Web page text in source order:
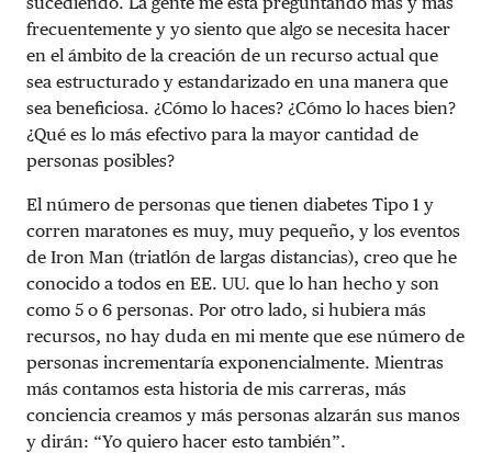
frecuentemente y yo siento que algo se necesita hacer
en el ámbito de la creación de un recurso actual que
sea estructurado y estandarizado en una manera que
sea beneficiosa. ¿Cómo lo haces? ¿Cómo lo haces bien?
¿Qué es lo más efectivo para la mayor cantidad de
personas posibles?
El número de personas que tienen diabetes Tipo 1 y
corren maratones es muy, muy pequeño, y los eventos
de Iron Man (triatlón de largas distancias), creo que he
conocido a todos en EE. UU. que lo han hecho y son
como 5 o 6 personas. Por otro lado, si hubiera más
recursos, no hay duda en mi mente que ese número de
personas incrementaría exponencialmente. Mientras
más contamos esta historia de mis carreras, más
conciencia creamos y más personas alzarán sus manos
y dirán: “Yo quiero hacer esto también”.